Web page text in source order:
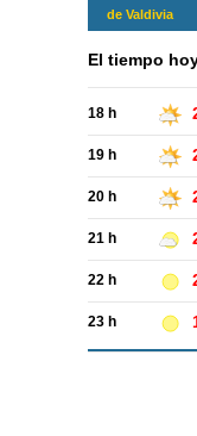
de Valdivia
El tiempo
18 h
19 h
20 h
21 h
22 h
23 h